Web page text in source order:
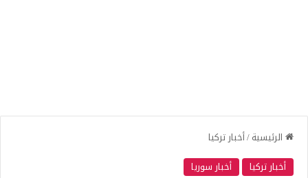
الرئيسية/أخبار تركيا
أخبار تركيا
أخبار سوريا